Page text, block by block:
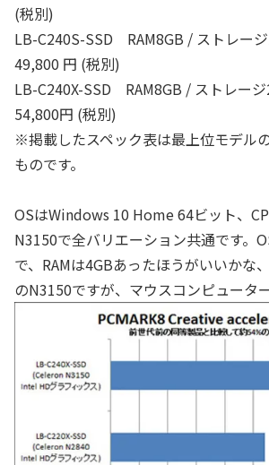
(税別)
LB-C240S-SSD RAM8GB / ストレー
49,800 円 (税別)
LB-C240X-SSD RAM8GB / ストレー
54,800円 (税別)
※掲載したスペック表は最上位モデル
ものです。
OSはWindows 10 Home 64ビット、
N3150で全バリエーション共通です。
で、RAMは4GBあったほうがいいかな
のN3150ですが、マウスコンピュータ